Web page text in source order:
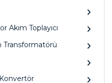
Toplayıcı
Transformatörü